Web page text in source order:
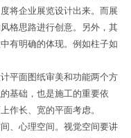
将企业展览设计出来。而展
格思路进行创意。另外，其
有明确的体现。例如柱子如
平面图纸审美和功能两个方
基础，也是施工的重要依
作长、宽的平面考虑。
、心理空间。视觉空间要讲